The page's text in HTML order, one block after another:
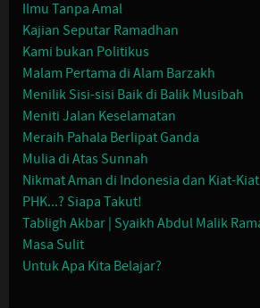
Ilmu Tanpa Amal
Kajian Seputar Ramadhan
Kami bukan Politikus
Malam Pertama di Alam Barzakh
Menilik Sisi-sisi Baik di Balik Musibah
Meniti Jalan Keselamatan
Meraih Pahala Berlipat Ganda
Mulia di Atas Sunnah
Nikmat Aman di Indonesia dan Kiat-
PHK...? Siapa Takut!
Tabligh Akbar | Syaikh Abdul Malik
Masa Sulit
Untuk Apa Kita Belajar?